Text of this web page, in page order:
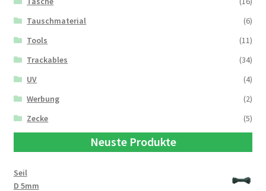
Tauschmaterial
(6)
Tools
(11)
Trackables
(34)
UV
(4)
Werbung
(2)
Zecke
(5)
Neuste Produkte
Seil
D 5mm